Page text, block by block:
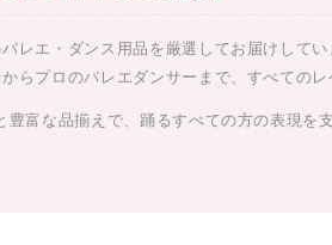
レエ・ダンス用品を厳選してお届けして
らプロのバレエダンサーまで、すべての
豊富な品揃えで、踊るすべての方の表現